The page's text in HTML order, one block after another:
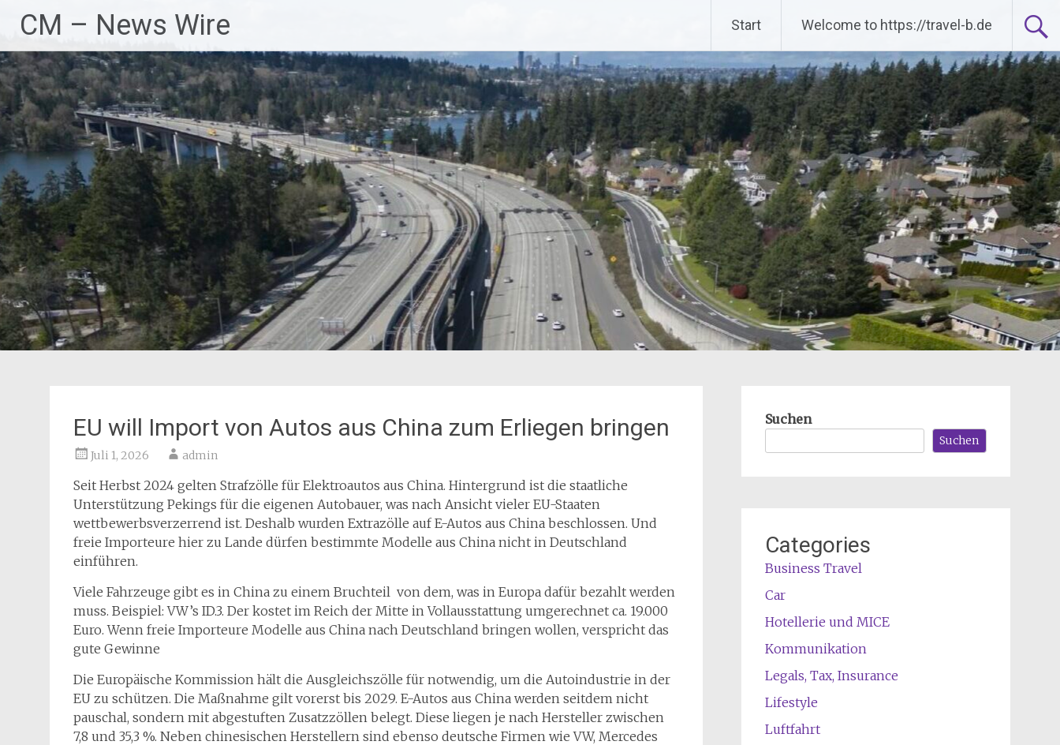
Inhalt
springen
CM – News Wire Start Welcome to https://travel-b.de
EU will Import von Autos aus China zum Erliegen bringen
Juli 1, 2026 admin
Seit Herbst 2024 gelten Strafzölle für Elektroautos aus China. Hintergrund ist die staatliche
Unterstützung Pekings für die eigenen Autobauer, was nach Ansicht vieler EU-Staaten
wettbewerbsverzerrend ist. Deshalb wurden Extrazölle auf E-Autos aus China beschlossen. Und
freie Importeure hier zu Lande dürfen bestimmte Modelle aus China nicht in Deutschland
einführen.
Viele Fahrzeuge gibt es in China zu einem Bruchteil von dem, was in Europa dafür bezahlt werden
muss. Beispiel: VW’s ID.3. Der kostet im Reich der Mitte in Vollausstattung umgerechnet ca. 19.000
Euro. Wenn freie Importeure Modelle aus China nach Deutschland bringen wollen, verspricht das
gute Gewinne
Die Europäische Kommission hält die Ausgleichszölle für notwendig, um die Autoindustrie in der
EU zu schützen. Die Maßnahme gilt vorerst bis 2029. E-Autos aus China werden seitdem nicht
pauschal, sondern mit abgestuften Zusatzzöllen belegt. Diese liegen je nach Hersteller zwischen
7,8 und 35,3 %. Neben chinesischen Herstellern sind ebenso deutsche Firmen wie VW, Mercedes
Suchen
Suchen
Categories
Business Travel
Car
Hotellerie und MICE
Kommunikation
Legals, Tax, Insurance
Lifestyle
Luftfahrt